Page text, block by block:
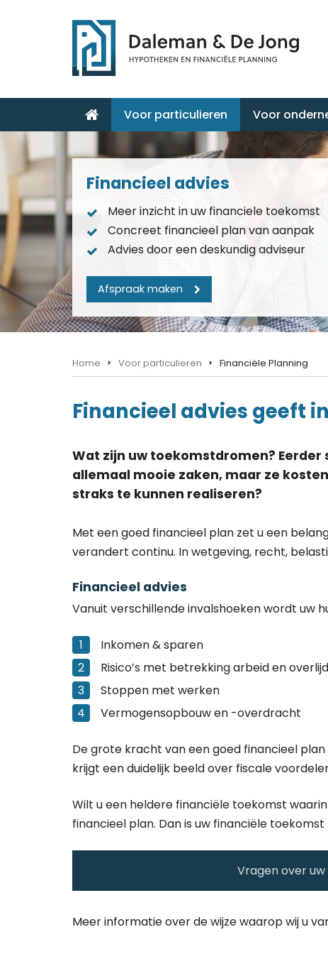
Voor particulieren Voor
Financieel advies
Meer inzicht in uw financiele toekomst
Concreet financieel plan van aanpak
Advies door een deskundig adviseur
Afspraak maken
Home Voor particulieren Financiële Planning
Financieel advies geeft
Wat zijn uw toekomstdromen?
allemaal mooie zaken, maar ze
straks te kunnen realiseren?
Met een goed financieel plan zet u een
verandert continu. In wetgeving, recht,
Financieel advies
Vanuit verschillende invalshoeken wordt uw
Inkomen & sparen
Risico’s met betrekking arbeid en
Stoppen met werken
Vermogensopbouw en -overdracht
De grote kracht van een goed financieel
krijgt een duidelijk beeld over fiscale
Wilt u een heldere financiële toekomst
financieel plan. Dan is uw financiële
Vragen over
Meer informatie over de wijze waarop wij u